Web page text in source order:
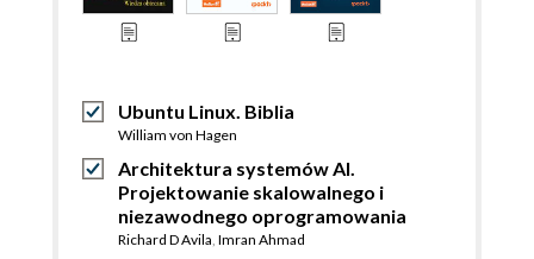
Ubuntu Linux. Biblia
William von Hagen
Architektura systemów AI.
Projektowanie skalowalnego i
niezawodnego oprogramowania
Richard D Avila Imran Ahmad